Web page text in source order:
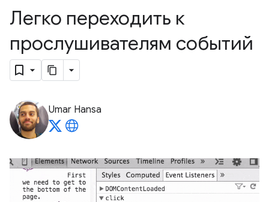
Легко переходить к
прослушивателям событий
Umar Hansa